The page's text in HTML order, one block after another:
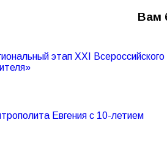
Вам
этап XXI Всероссийского
Евгения с 10-летием